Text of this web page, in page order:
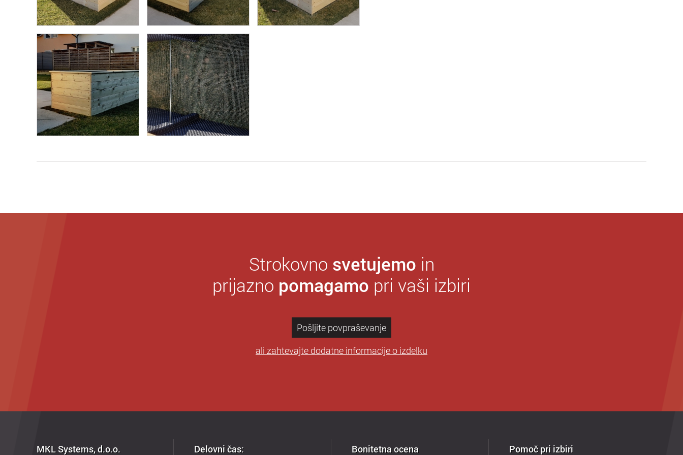
Strokovno svetujemo in
prijazno pomagamo pri vaši izbiri
Pošljite povpraševanje
ali zahtevajte dodatne informacije o izdelku
MKL Systems, d.o.o. Delovni čas: Bonitetna ocena Pomoč pri izbiri